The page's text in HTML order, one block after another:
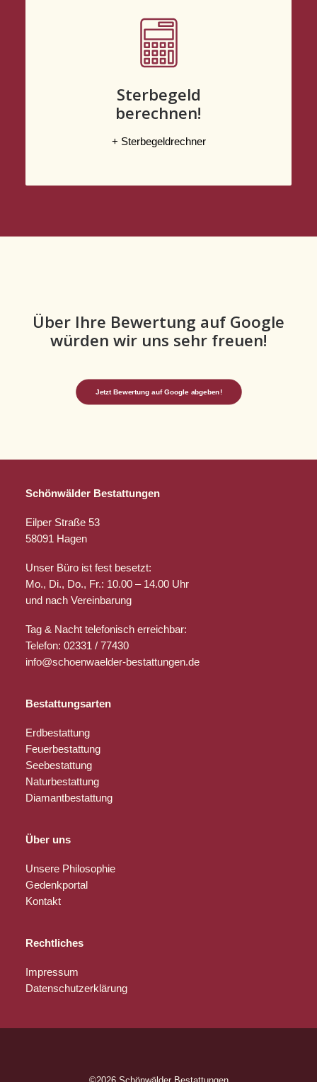
Sterbegeld
berechnen!
+ Sterbegeldrechner
Über Ihre Bewertung auf Google
würden wir uns sehr freuen!
Jetzt Bewertung auf Google abgeben!
Schönwälder Bestattungen
Eilper Straße 53
58091 Hagen
Unser Büro ist fest besetzt:
Mo., Di., Do., Fr.: 10.00 – 14.00 Uhr
und nach Vereinbarung
Tag & Nacht telefonisch erreichbar:
Telefon: 02331 / 77430
info@schoenwaelder-bestattungen.de
Bestattungsarten
Erdbestattung
Feuerbestattung
Seebestattung
Naturbestattung
Diamantbestattung
Über uns
Unsere Philosophie
Gedenkportal
Kontakt
Rechtliches
Impressum
Datenschutzerklärung